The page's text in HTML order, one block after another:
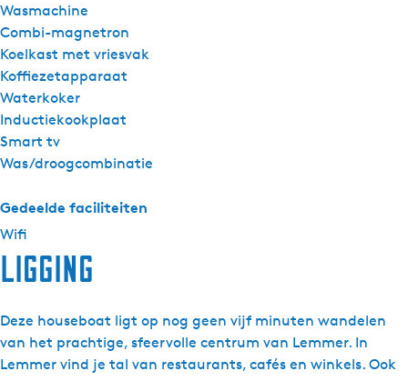
Wasmachine
Combi-magnetron
Koelkast met vriesvak
Koffiezetapparaat
Waterkoker
Inductiekookplaat
Smart tv
Was/droogcombinatie
Gedeelde faciliteiten
Wifi
Ligging
Deze houseboat ligt op nog geen vijf minuten wandelen
van het prachtige, sfeervolle centrum van Lemmer. In
Lemmer vind je tal van restaurants, cafés en winkels. Ook